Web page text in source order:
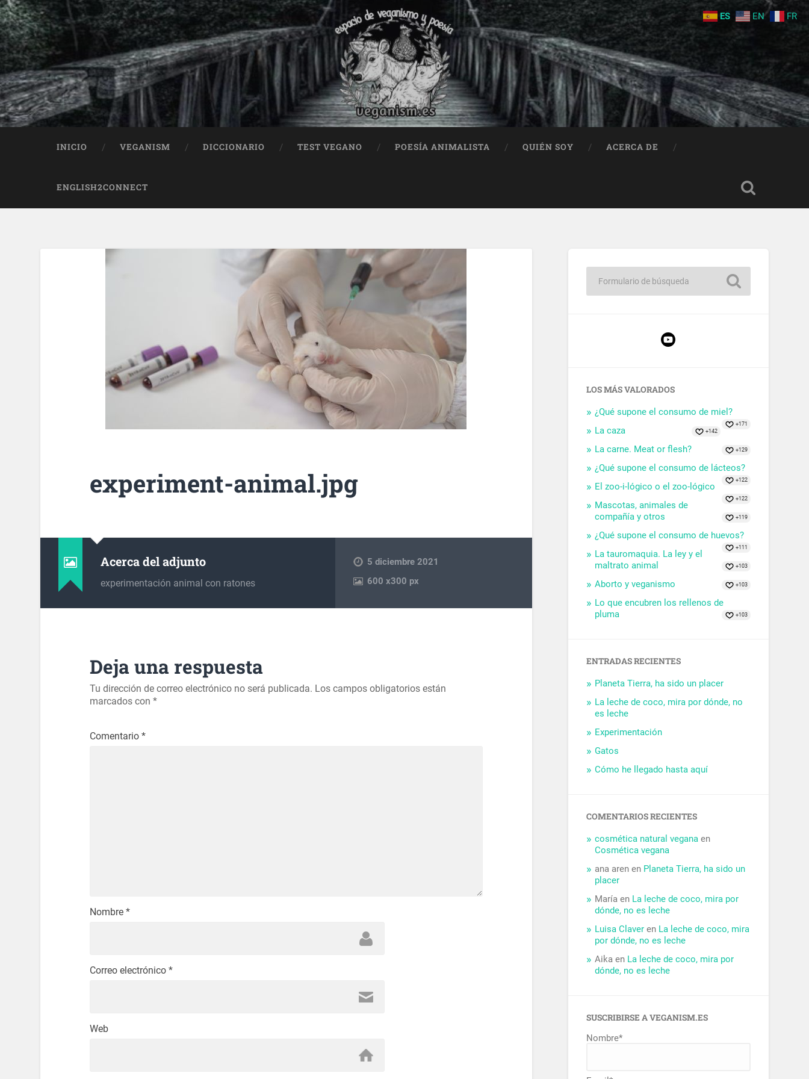
INICIO VEGANISM DICCIONARIO TEST VEGANO POESÍA ANIMALISTA QUIÉN SOY ACERCA DE
ENGLISH2CONNECT
experiment-animal.jpg
Acerca del adjunto
experimentación animal con ratones
5 diciembre 2021
600x300 px
Deja una respuesta
Tu dirección de correo electrónico no será publicada. Los campos obligatorios están
marcados con *
Comentario *
Nombre *
Correo electrónico *
Web
LOS MÁS VALORADOS
¿Qué supone el consumo de miel?
+171
La caza +142
La carne. Meat or flesh? +129
¿Qué supone el consumo de lácteos?
+122
El zoo-i-lógico o el zoo-lógico
+122
Mascotas, animales de
compañía y otros
+119
¿Qué supone el consumo de huevos?
+111
La tauromaquia. La ley y el
maltrato animal
+103
Aborto y veganismo +103
Lo que encubren los rellenos de
pluma
+103
ENTRADAS RECIENTES
Planeta Tierra, ha sido un placer
La leche de coco, mira por dónde, no
es leche
Experimentación
Gatos
Cómo he llegado hasta aquí
COMENTARIOS RECIENTES
cosmética natural vegana en
Cosmética vegana
ana aren en Planeta Tierra, ha sido un
placer
María en La leche de coco, mira por
dónde, no es leche
Luisa Claver en La leche de coco, mira
por dónde, no es leche
Aika en La leche de coco, mira por
dónde, no es leche
SUSCRIBIRSE A VEGANISM.ES
Nombre*
ES EN FR